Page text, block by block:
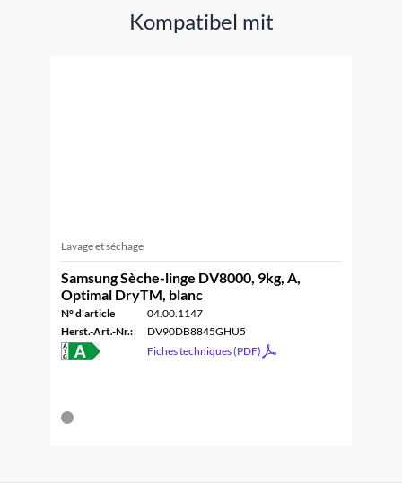
Kompatibel mit
Lavage et séchage
Samsung Sèche-linge DV8000, 9kg, A,
Optimal DryTM, blanc
N° d'article
04.00.1147
Herst.-Art.-Nr.:
DV90DB8845GHU5
Fiches techniques (PDF)